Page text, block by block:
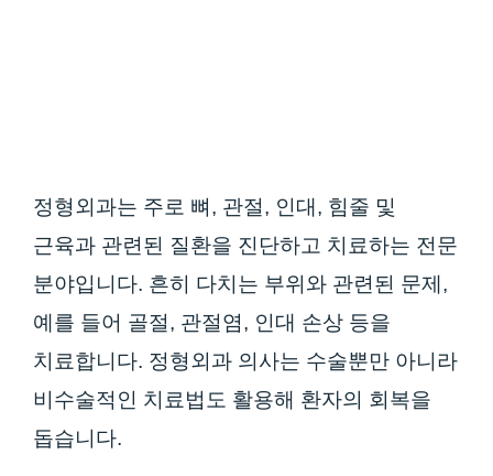
정형외과는 주로 뼈, 관절, 인대, 힘줄 및
근육과 관련된 질환을 진단하고 치료하는 전문
분야입니다. 흔히 다치는 부위와 관련된 문제,
예를 들어 골절, 관절염, 인대 손상 등을
치료합니다. 정형외과 의사는 수술뿐만 아니라
비수술적인 치료법도 활용해 환자의 회복을
돕습니다.